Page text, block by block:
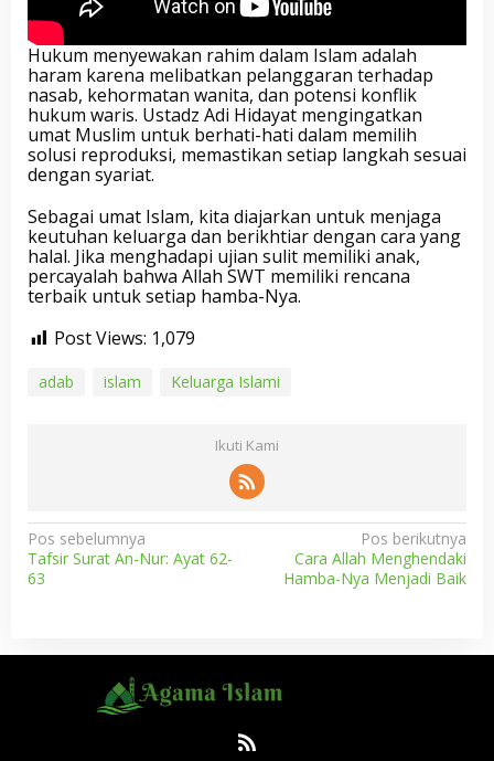
Hukum menyewakan rahim dalam Islam adalah
haram karena melibatkan pelanggaran terhadap
nasab, kehormatan wanita, dan potensi konflik
hukum waris. Ustadz Adi Hidayat mengingatkan
umat Muslim untuk berhati-hati dalam memilih
solusi reproduksi, memastikan setiap langkah sesuai
dengan syariat.
Sebagai umat Islam, kita diajarkan untuk menjaga
keutuhan keluarga dan berikhtiar dengan cara yang
halal. Jika menghadapi ujian sulit memiliki anak,
percayalah bahwa Allah SWT memiliki rencana
terbaik untuk setiap hamba-Nya.
Post Views: 1,079
adab islam Keluarga Islami
Ikuti Kami
N
a
g
Pos sebelumnya
Tafsir Surat An-Nur: Ayat 62-
63
Pos berikutnya
Cara Allah Menghendaki
Hamba-Nya Menjadi Baik